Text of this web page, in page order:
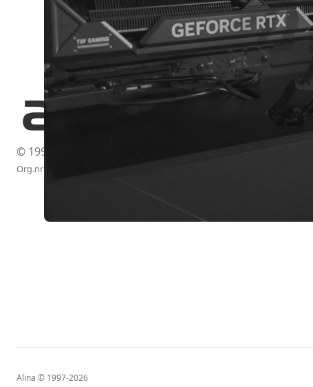
© 1997-2026
Org.nr: 556438-4260
Alina © 1997-2026